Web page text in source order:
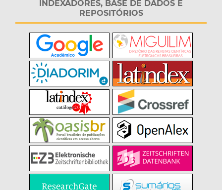
INDEXADORES, BASE DE DADOS E
REPOSITÓRIOS